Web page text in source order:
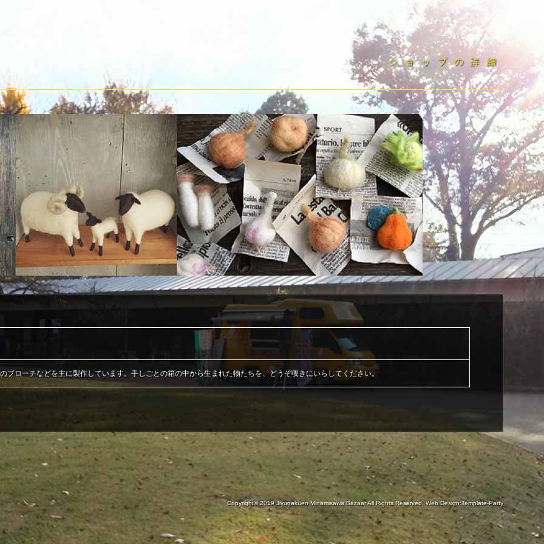
ショップの詳細
ブローチなどを主に製作しています。手しごとの箱の中から生まれた物たちを、どうぞ覗きにいらしてください。
Copyright© 2019Jiyugakuen Minamisawa BazaarAll Rights Reserved. Web Design:Template-Party